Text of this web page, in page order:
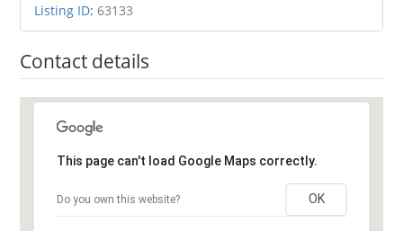
Listing ID:63133
Contact details
This page can't load Google Maps correctly.
Do you own this website? OK